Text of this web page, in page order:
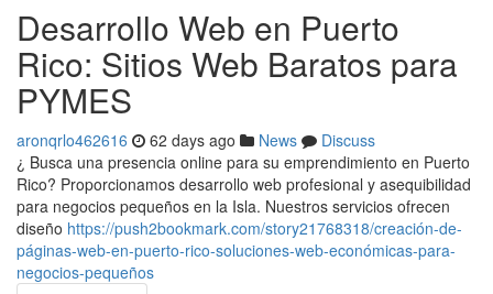
Desarrollo Web en Puerto
Rico: Sitios Web Baratos para
PYMES
aronqrlo462616 62 days ago News
Discuss
¿ Busca una presencia online para su emprendimiento en Puerto
Rico? Proporcionamos desarrollo web profesional y asequibilidad
para negocios pequeños en la Isla. Nuestros servicios ofrecen
diseño https://push2bookmark.com/story21768318/creación-de-
páginas-web-en-puerto-rico-soluciones-web-económicas-para-
negocios-pequeños